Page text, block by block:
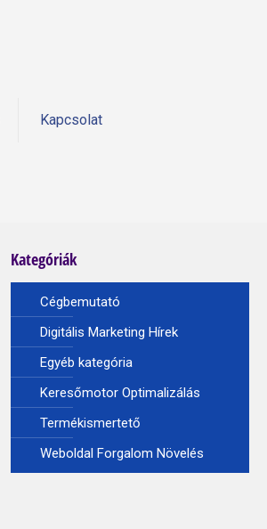
Kapcsolat
Kategóriák
Cégbemutató
Digitális Marketing Hírek
Egyéb kategória
Keresőmotor Optimalizálás
Termékismertető
Weboldal Forgalom Növelés